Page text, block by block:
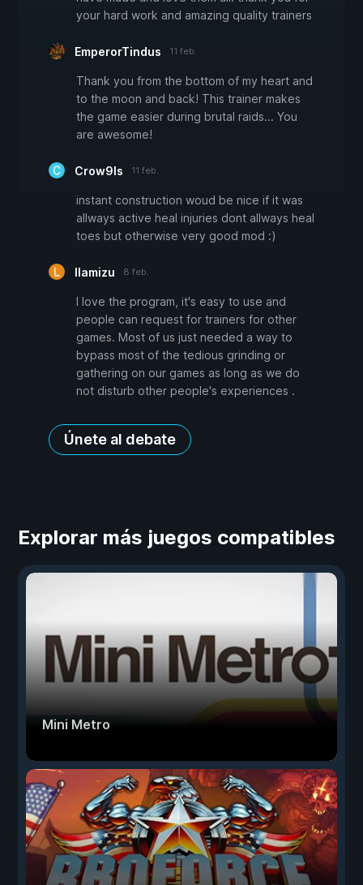
your hard work and amazing quality trainers
EmperorTindus 11 feb.
Thank you from the bottom of my heart and
to the moon and back! This trainer makes
the game easier during brutal raids... You
are awesome!
Crow9ls 11 feb.
instant construction woud be nice if it was
allways active heal injuries dont allways heal
toes but otherwise very good mod :)
llamizu 8 feb.
I love the program, it's easy to use and
people can request for trainers for other
games. Most of us just needed a way to
bypass most of the tedious grinding or
gathering on our games as long as we do
not disturb other people's experiences .
Únete al debate
Explorar más juegos compatibles
Mini Metro